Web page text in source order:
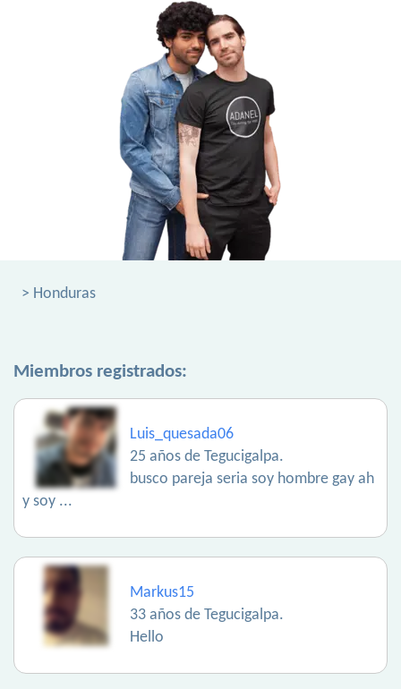
> Honduras
Miembros registrados:
Luis_quesada06
25 años de Tegucigalpa.
busco pareja seria soy hombre gay ah
y soy ...
Markus15
33 años de Tegucigalpa.
Hello